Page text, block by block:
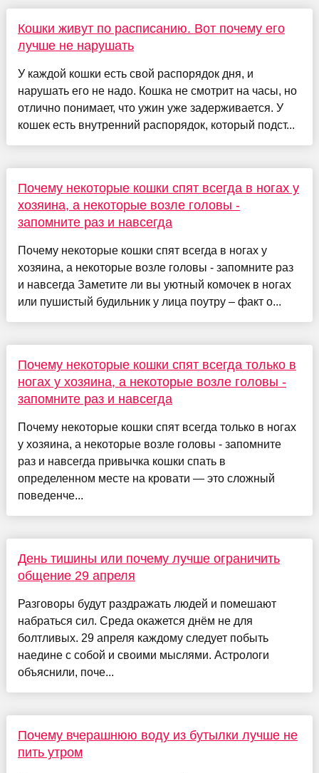
Кошки живут по расписанию. Вот почему его
лучше не нарушать
У каждой кошки есть свой распорядок дня, и
нарушать его не надо. Кошка не смотрит на часы, но
отлично понимает, что ужин уже задерживается. У
кошек есть внутренний распорядок, который подст...
Почему некоторые кошки спят всегда в ногах у
хозяина, а некоторые возле головы -
запомните раз и навсегда
Почему некоторые кошки спят всегда в ногах у
хозяина, а некоторые возле головы - запомните раз
и навсегда Заметите ли вы уютный комочек в ногах
или пушистый будильник у лица поутру – факт о...
Почему некоторые кошки спят всегда только в
ногах у хозяина, а некоторые возле головы -
запомните раз и навсегда
Почему некоторые кошки спят всегда только в ногах
у хозяина, а некоторые возле головы - запомните
раз и навсегда привычка кошки спать в
определенном месте на кровати — это сложный
поведенче...
День тишины или почему лучше ограничить
общение 29 апреля
Разговоры будут раздражать людей и помешают
набраться сил. Среда окажется днём не для
болтливых. 29 апреля каждому следует побыть
наедине с собой и своими мыслями. Астрологи
объяснили, поче...
Почему вчерашнюю воду из бутылки лучше не
пить утром